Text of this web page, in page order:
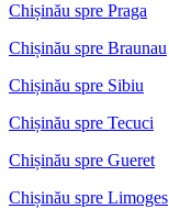
Chișinău spre Praga
Chișinău spre Braunau
Chișinău spre Sibiu
Chișinău spre Tecuci
Chișinău spre Gueret
Chișinău spre Limoges